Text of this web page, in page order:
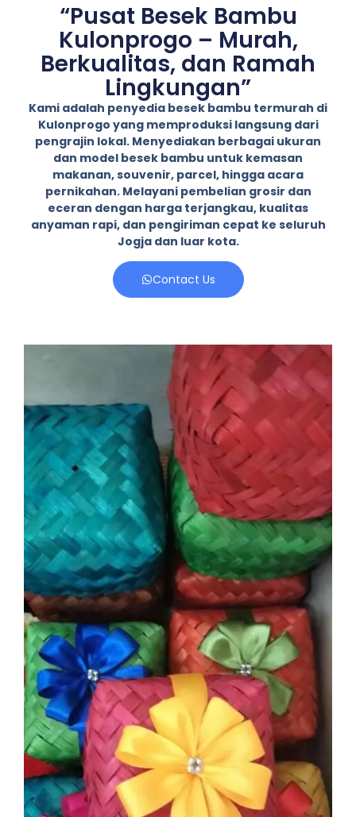
“Pusat Besek Bambu
Kulonprogo – Murah,
Berkualitas, dan Ramah
Lingkungan”
Kami adalah penyedia besek bambu termurah di
Kulonprogo yang memproduksi langsung dari
pengrajin lokal. Menyediakan berbagai ukuran
dan model besek bambu untuk kemasan
makanan, souvenir, parcel, hingga acara
pernikahan. Melayani pembelian grosir dan
eceran dengan harga terjangkau, kualitas
anyaman rapi, dan pengiriman cepat ke seluruh
Jogja dan luar kota.
Contact Us